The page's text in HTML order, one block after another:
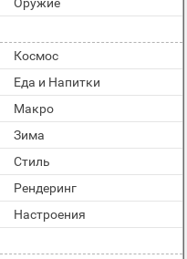
Космос
Еда и Напитки
Макро
Зима
Стиль
Рендеринг
Настроения